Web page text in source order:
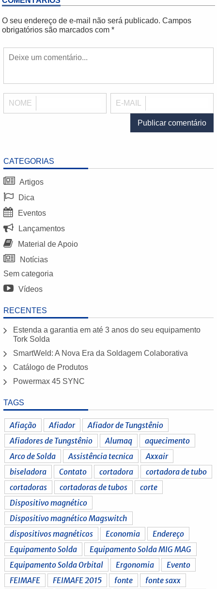
CATEGORIAS
Artigos
Dica
Eventos
Lançamentos
Material de Apoio
Notícias
Sem categoria
Vídeos
RECENTES
Estenda a garantia em até 3 anos do seu equipamento
Tork Solda
SmartWeld: A Nova Era da Soldagem Colaborativa
Catálogo de Produtos
Powermax 45 SYNC
TAGS
Afiação Afiador
Afiador de Tungstênio
Afiadores de Tungstênio
Alumaq
aquecimento
Arco de Solda
Assistência tecnica
Axxair
biseladora
Contato cortadora
cortadora de tubo
cortadoras
cortadoras de tubos
corte
Dispositivo magnético
Dispositivo magnético Magswitch
dispositivos magnéticos
Economia
Endereço
Equipamento Solda
Equipamento Solda MIG MAG
Equipamento Solda Orbital
Ergonomia
Evento
FEIMAFE
FEIMAFE 2015 fonte
fonte saxx
O seu endereço de e-mail não será publicado. Campos
obrigatórios são marcados com *
NOME E-MAIL